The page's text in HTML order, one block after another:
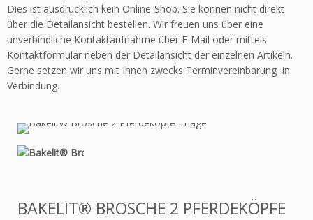
Dies ist ausdrücklich kein Online-Shop. Sie können nicht direkt
über die Detailansicht bestellen. Wir freuen uns über eine
unverbindliche Kontaktaufnahme über E-Mail oder mittels
Kontaktformular neben der Detailansicht der einzelnen Artikeln.
Gerne setzen wir uns mit Ihnen zwecks Terminvereinbarung in
Verbindung.
BAKELIT® BROSCHE 2 PFERDEKÖPFE